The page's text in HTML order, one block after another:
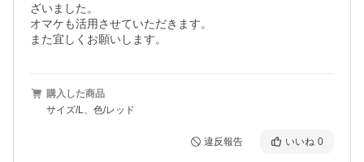
ざいました。
オマケも活用させていただきます。
また宜しくお願いします。
購入した商品
サイズ/L、色/レッド
違反報告 いいね 0